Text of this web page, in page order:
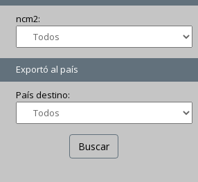
ncm2:
Exportó al país
País destino:
Buscar